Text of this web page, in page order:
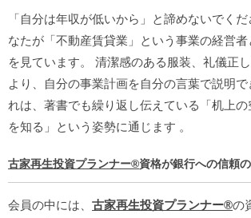
「自分は年収が低いから」と諦めないでく
なたが「不動産賃貸業」という事業の経営
を見ています。 清潔感のある服装、礼儀正
より、自分の事業計画を自分の言葉で説明で
れは、著書でも繰り返し伝えている「机上
を知る」という姿勢に通じます 。
古家再生投資プランナー®︎資格が銀行への信頼
会員の中には、 古家再生投資プランナー®︎の